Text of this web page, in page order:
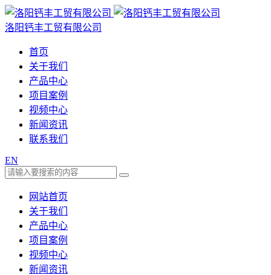
洛阳钙丰工贸有限公司
首页
关于我们
产品中心
项目案例
视频中心
新闻资讯
联系我们
EN
网站首页
关于我们
产品中心
项目案例
视频中心
新闻资讯